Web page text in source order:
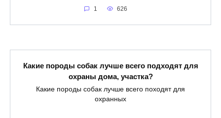
1 626
Какие породы собак лучше всего подходят для
охраны дома, участка?
Какие породы собак лучше всего походят для
охранных